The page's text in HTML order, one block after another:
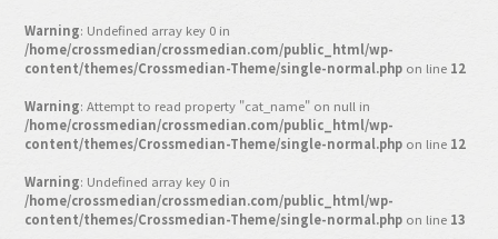
MY WORK
編集4.0
人間主義的経営
シンカケイコウホウ
バックオフィス
その他
Warning: Undefined array key 0 in
/home/crossmedian/crossmedian.com/public_html/wp-
content/themes/Crossmedian-Theme/single-normal.php on line 12
Warning: Attempt to read property "cat_name" on null in
/home/crossmedian/crossmedian.com/public_html/wp-
content/themes/Crossmedian-Theme/single-normal.php on line 12
Warning: Undefined array key 0 in
/home/crossmedian/crossmedian.com/public_html/wp-
content/themes/Crossmedian-Theme/single-normal.php on line 13